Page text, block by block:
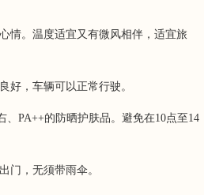
情。温度适宜又有微风相伴，适宜旅
好，车辆可以正常行驶。
、PA++的防晒护肤品。避免在10点至14
门，无须带雨伞。